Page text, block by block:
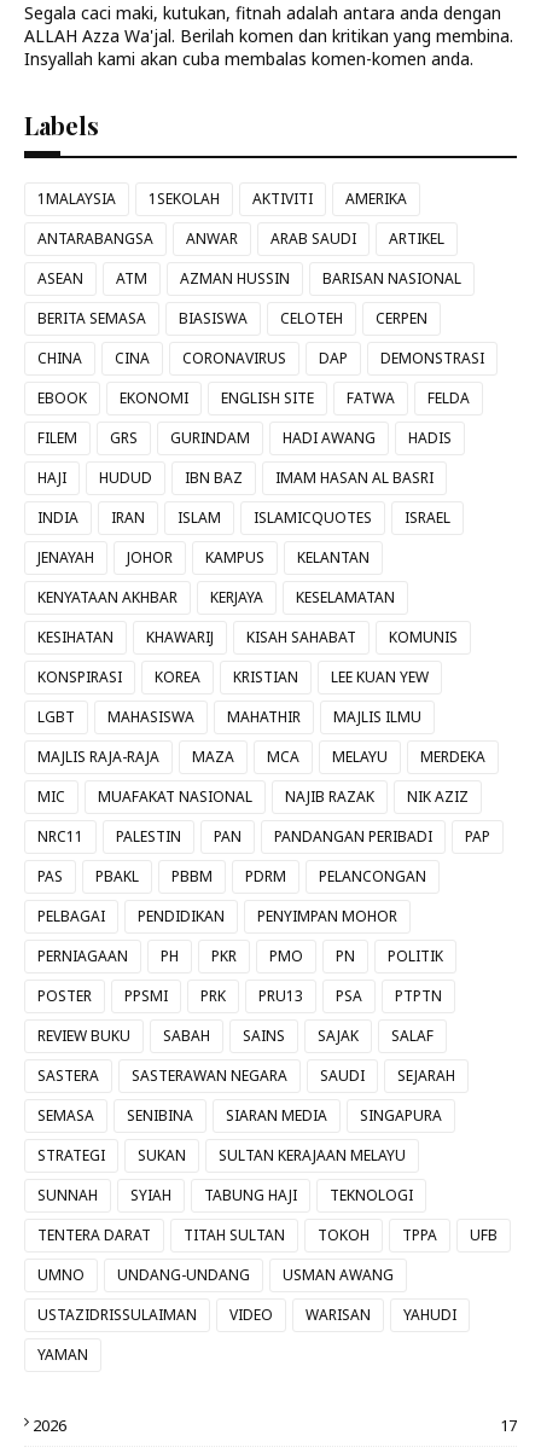
Segala caci maki, kutukan, fitnah adalah antara anda dengan
ALLAH Azza Wa'jal. Berilah komen dan kritikan yang membina.
Insyallah kami akan cuba membalas komen-komen anda.
Labels
1MALAYSIA 1SEKOLAH AKTIVITI
AMERIKA
ANTARABANGSA
ANWAR ARAB SAUDI
ARTIKEL
ASEAN
ATM AZMAN HUSSIN
BARISAN NASIONAL
BERITA SEMASA
BIASISWA CELOTEH
CERPEN
CHINA
CINA CORONAVIRUS DAP
DEMONSTRASI
EBOOK
EKONOMI ENGLISH SITE FATWA
FELDA
FILEM
GRS GURINDAM HADI AWANG
HADIS
HAJI
HUDUD IBN BAZ
IMAM HASAN AL BASRI
INDIA
IRAN ISLAM ISLAMICQUOTES
ISRAEL
JENAYAH
JOHOR KAMPUS
KELANTAN
KENYATAAN AKHBAR
KERJAYA
KESELAMATAN
KESIHATAN
KHAWARIJ KISAH SAHABAT
KOMUNIS
KONSPIRASI
KOREA KRISTIAN
LEE KUAN YEW
LGBT
MAHASISWA MAHATHIR
MAJLIS ILMU
MAJLIS RAJA-RAJA
MAZA MCA MELAYU
MERDEKA
MIC
MUAFAKAT NASIONAL NAJIB RAZAK
NIK AZIZ
NRC11
PALESTIN PAN PANDANGAN PERIBADI
PAP
PAS
PBAKL PBBM PDRM
PELANCONGAN
PELBAGAI
PENDIDIKAN
PENYIMPAN MOHOR
PERNIAGAAN
PH PKR PMO PN
POLITIK
POSTER
PPSMI PRK PRU13 PSA
PTPTN
REVIEW BUKU
SABAH SAINS SAJAK
SALAF
SASTERA
SASTERAWAN NEGARA SAUDI
SEJARAH
SEMASA
SENIBINA SIARAN MEDIA
SINGAPURA
STRATEGI
SUKAN
SULTAN KERAJAAN MELAYU
SUNNAH
SYIAH TABUNG HAJI
TEKNOLOGI
TENTERA DARAT
TITAH SULTAN TOKOH TPPA
UFB
UMNO
UNDANG-UNDANG
USMAN AWANG
USTAZIDRISSULAIMAN
VIDEO WARISAN
YAHUDI
YAMAN
2026
17